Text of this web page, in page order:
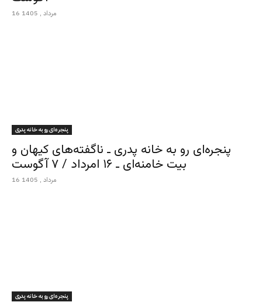
16 مرداد , 1405
پنجره‌ای رو به خانه پدری
پنجره‌ای رو به خانه پدری ـ ناگفته‌های کیهان و
بیت خامنه‌ای ـ ۱۶ امرداد / ۷ آگوست
16 مرداد , 1405
پنجره‌ای رو به خانه پدری